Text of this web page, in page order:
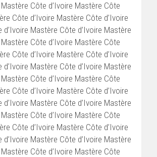
Côte d’Ivoire Mastère Côte
Côte d’Ivoire Mastère Côte d’Ivoire
d’Ivoire Mastère Côte d’Ivoire Mastère
Côte d’Ivoire Mastère Côte
Côte d’Ivoire Mastère Côte d’Ivoire
d’Ivoire Mastère Côte d’Ivoire Mastère
Côte d’Ivoire Mastère Côte
Côte d’Ivoire Mastère Côte d’Ivoire
d’Ivoire Mastère Côte d’Ivoire Mastère
Côte d’Ivoire Mastère Côte
Côte d’Ivoire Mastère Côte d’Ivoire
d’Ivoire Mastère Côte d’Ivoire Mastère
Côte d’Ivoire Mastère Côte